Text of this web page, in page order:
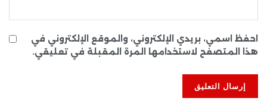
احفظ اسمي، بريدي الإلكتروني، والموقع الإلكتروني في
هذا المتصفح لاستخدامها المرة المقبلة في تعليقي.